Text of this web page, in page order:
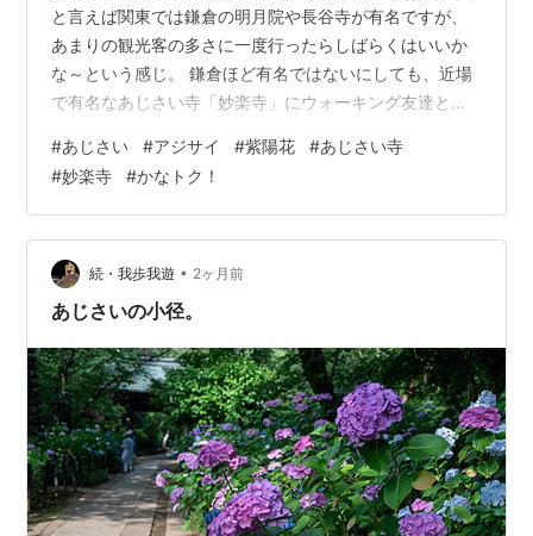
と言えば関東では鎌倉の明月院や長谷寺が有名ですが、
あまりの観光客の多さに一度行ったらしばらくはいいか
な～という感じ。 鎌倉ほど有名ではないにしても、近場
で有名なあじさい寺「妙楽寺」にウォーキング友達と行
間かかるけど笑 静かなので、落ち着いて鑑賞できます。
花手水もこの時期ならでは。 約1,000株30種類の色とり
どりのあじさいが咲き誇ってます。 遠目からだとバラみ
たいに見えるめずらしい品種も。 傾斜を利用した配置
で、鐘楼堂があじさいに包まれているよう。 鐘とあじさ
い。風情があります、いい感…
#あじさい #アジサイ #紫陽花 #あじさい寺
#妙楽寺 #かなトク！
続・我歩我遊 • 2ヶ月前
あじさいの小径。